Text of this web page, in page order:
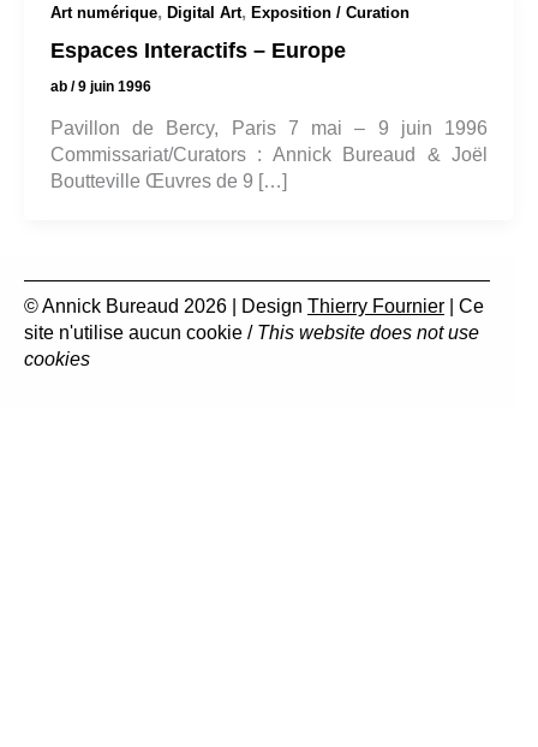
Art numérique, Digital Art, Exposition / Curation
Espaces Interactifs – Europe
ab /9 juin 1996
Pavillon de Bercy, Paris 7 mai – 9 juin 1996
Commissariat/Curators : Annick Bureaud & Joël
Boutteville Œuvres de 9 […]
© Annick Bureaud 2026 | Design Thierry Fournier | Ce
site n'utilise aucun cookie / This website does not use
cookies